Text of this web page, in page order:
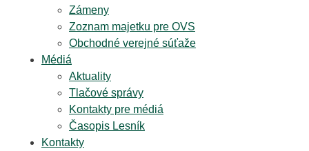
Zámeny
Zoznam majetku pre OVS
Obchodné verejné súťaže
Médiá
Aktuality
Tlačové správy
Kontakty pre médiá
Časopis Lesník
Kontakty